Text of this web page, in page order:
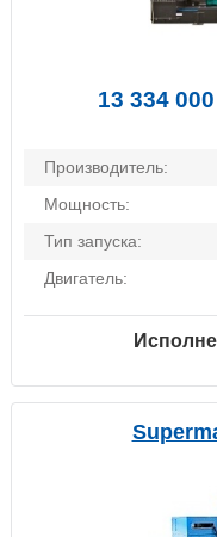
13 334 000
Производитель:
Мощность:
Тип запуска:
Двигатель: